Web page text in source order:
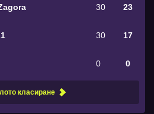
30 23
30 17
0 0
класиране